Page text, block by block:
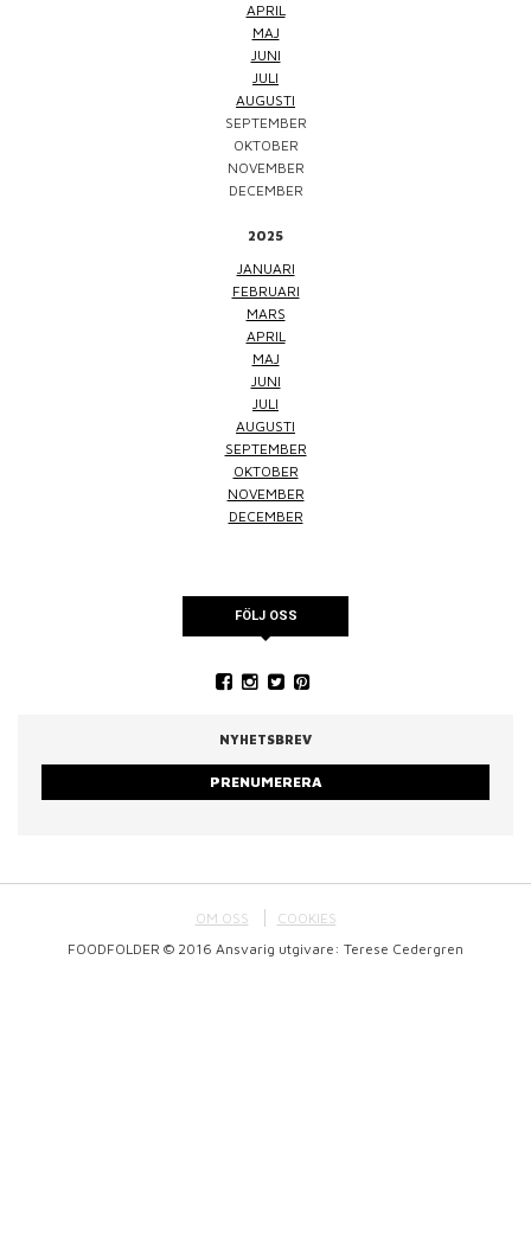
APRIL
MAJ
JUNI
JULI
AUGUSTI
SEPTEMBER
OKTOBER
NOVEMBER
DECEMBER
2025
JANUARI
FEBRUARI
MARS
APRIL
MAJ
JUNI
JULI
AUGUSTI
SEPTEMBER
OKTOBER
NOVEMBER
DECEMBER
FÖLJ OSS
NYHETSBREV
PRENUMERERA
OM OSS
COOKIES
FOODFOLDER © 2016 Ansvarig utgivare: Terese Cedergren